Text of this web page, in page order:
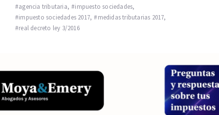
agencia tributaria, impuesto sociedades,
impuesto sociedades 2017, medidas tributarias 2017,
real decreto ley 3/2016